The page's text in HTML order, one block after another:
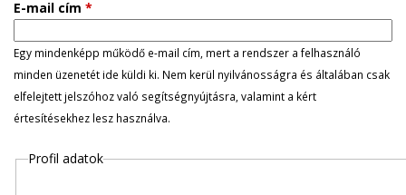
d
l
e
g
e
E-mail cím *
Egy mindenképp működő e-mail cím, mert a rendszer a felhasználó
minden üzenetét ide küldi ki. Nem kerül nyilvánosságra és általában csak
elfelejtett jelszóhoz való segítségnyújtásra, valamint a kért
értesítésekhez lesz használva.
Profil adatok